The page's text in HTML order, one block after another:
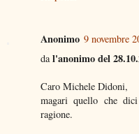
Anonimo 9 novembre
dal'anonimo del
Caro Michele Didoni,
magari quello che
ragione.